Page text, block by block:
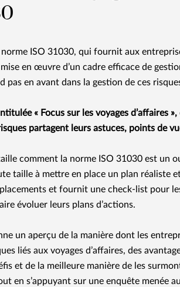
norme ISO 31030, qui fournit aux
mise en œuvre d’un cadre efficace de
pas en avant dans la gestion de ces
« Focus sur les voyages d’affaires
partagent leurs astuces, points de
comment la norme ISO 31030 est un
taille à mettre en place un plan réaliste
et fournit une check-list pour
évoluer leurs plans d’actions.
un aperçu de la manière dont les
liés aux voyages d’affaires, des
et de la meilleure manière de les
en s’appuyant sur une enquête menée